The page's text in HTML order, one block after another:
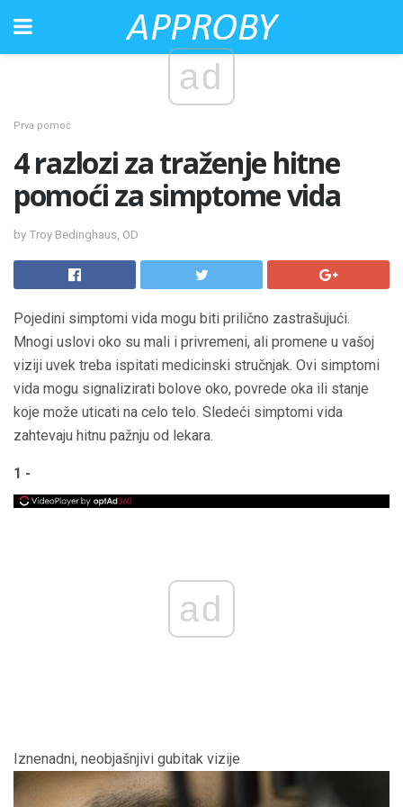
ad
Prva pomoć
4 razlozi za traženje hitne
pomoći za simptome vida
by Troy Bedinghaus, OD
Pojedini simptomi vida mogu biti prilično zastrašujući.
Mnogi uslovi oko su mali i privremeni, ali promene u vašoj
viziji uvek treba ispitati medicinski stručnjak. Ovi simptomi
vida mogu signalizirati bolove oko, povrede oka ili stanje
koje može uticati na celo telo. Sledeći simptomi vida
zahtevaju hitnu pažnju od lekara.
1 -
ad
Iznenadni, neobjašnjivi gubitak vizije